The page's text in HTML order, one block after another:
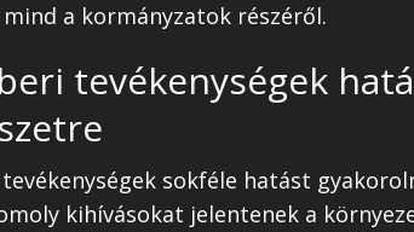
a kormányzatok részéről.
tevékenységek
sokféle hatást
kihívásokat jelentenek a